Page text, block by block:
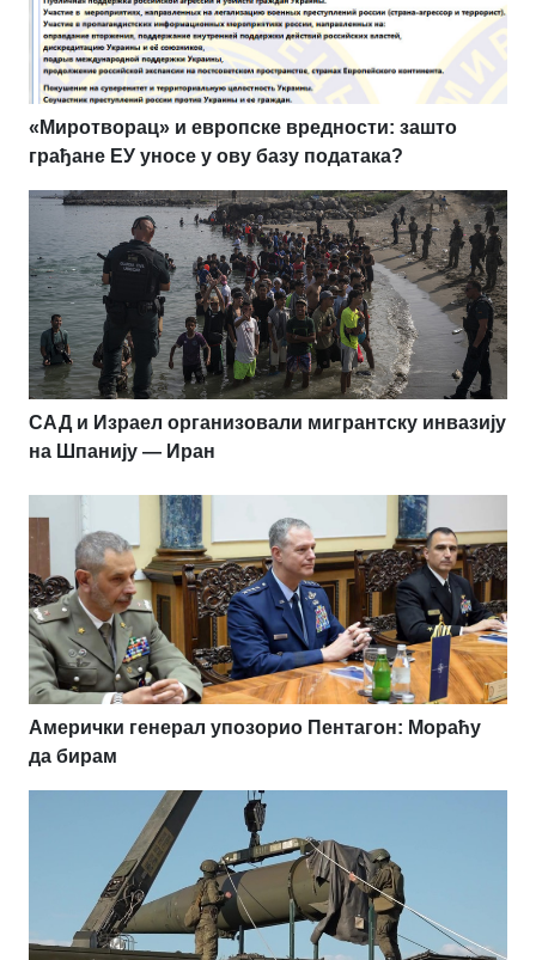
«Миротворац» и европске вредности: зашто
грађане ЕУ уносе у ову базу података?
САД и Израел организовали мигрантску инвазију
на Шпанију — Иран
Амерички генерал упозорио Пентагон: Мораћу
да бирам